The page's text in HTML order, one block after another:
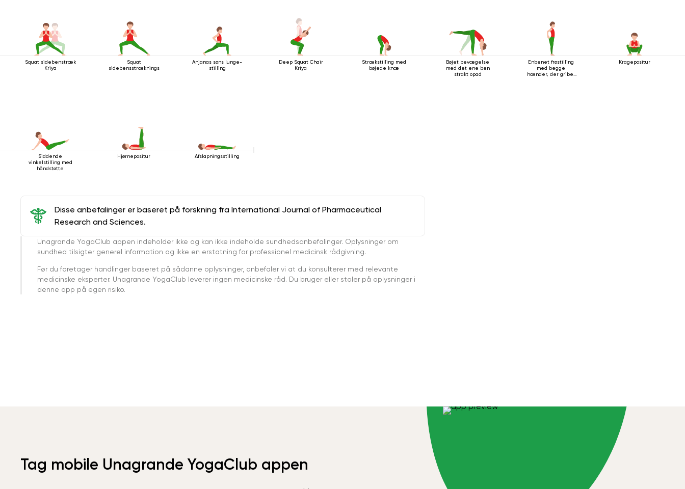
Squat sidebenstræk
Kriya
Squat
sidebensstrækningsstilling
Anjanas søns lunge-
stilling
Deep Squat Chair
Kriya
Strækstilling med
bøjede knæ
Bøjet bevægelse
med det ene ben
strakt opad
Enbenet frøstilling
med begge
hænder, der griber
Kragepositur
Siddende
vinkelstilling med
håndstøtte
Hjørnepositur Afslapningsstilling
Disse anbefalinger er baseret på forskning fra International Journal of Pharmaceutical
Research and Sciences.
Unagrande YogaClub appen indeholder ikke og kan ikke indeholde sundhedsanbefalinger. Oplysninger om
sundhed tilsigter generel information og ikke en erstatning for professionel medicinsk rådgivning.
Før du foretager handlinger baseret på sådanne oplysninger, anbefaler vi at du konsulterer med relevante
medicinske eksperter. Unagrande YogaClub leverer ingen medicinske råd. Du bruger eller stoler på oplysninger i
denne app på egen risiko.
Tag mobile Unagrande YogaClub appen